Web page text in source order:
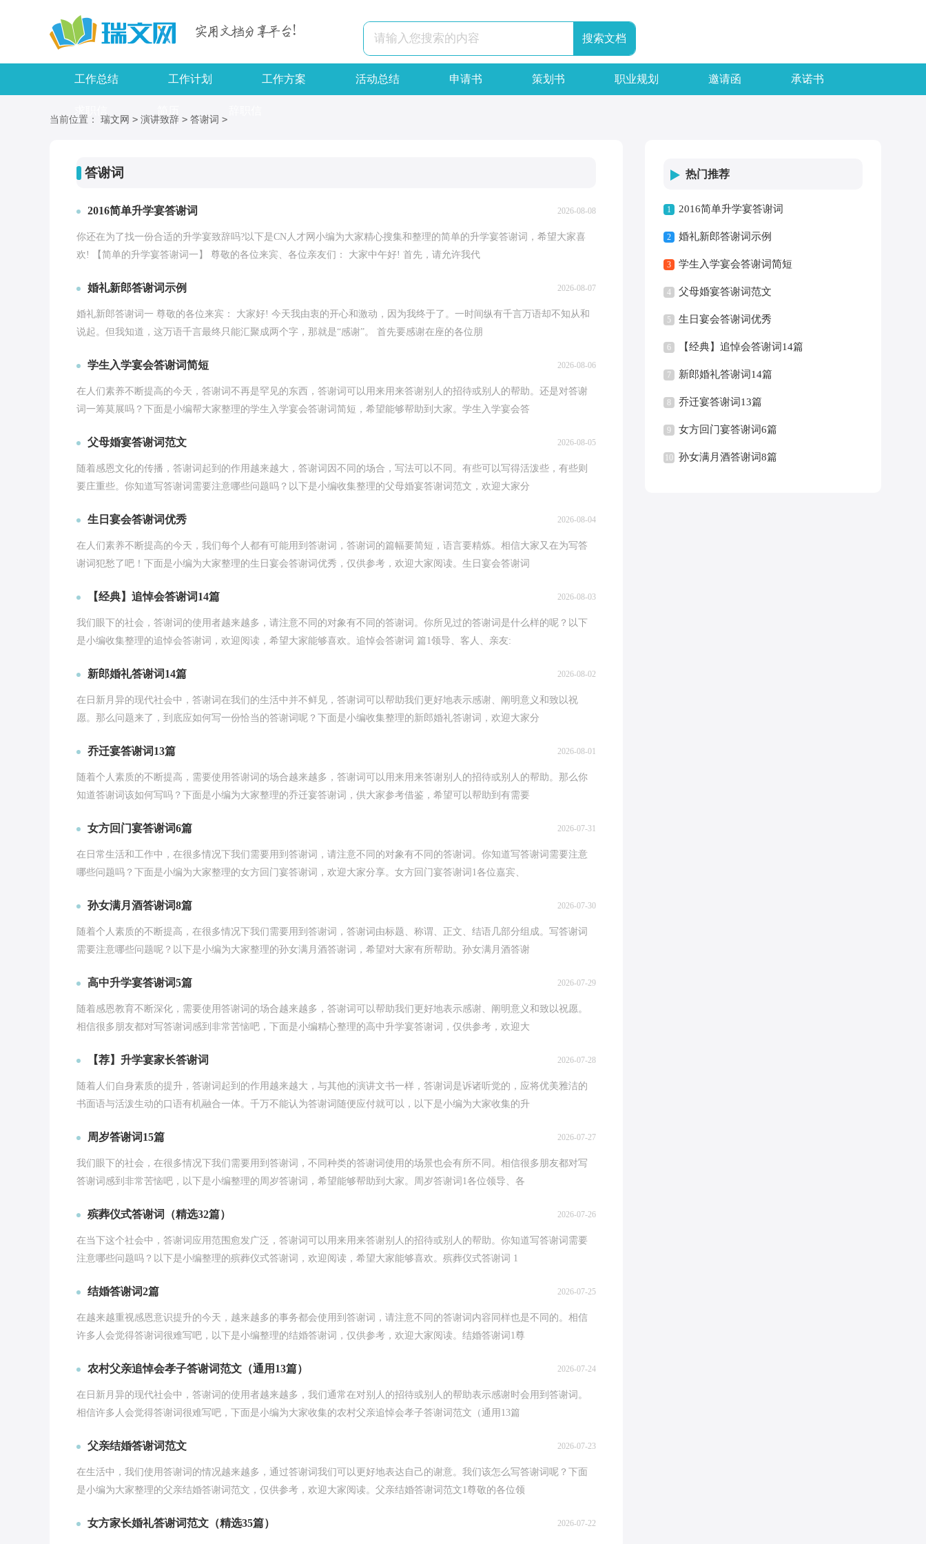
搜索文档
工作总结 工作计划 工作方案 活动总结 申请书 策划书 职业规划 邀请函 承诺书
当前位置： 瑞文网 > 演讲致辞 > 答谢词 >
答谢词
2016简单升学宴答谢词 2026-08-08
你还在为了找一份合适的升学宴致辞吗?以下是CN人才网小编为大家精心搜集和整理的简单的升学宴答谢词，希望大家喜
欢! 【简单的升学宴答谢词一】 尊敬的各位来宾、各位亲友们： 大家中午好! 首先，请允许我代
婚礼新郎答谢词示例 2026-08-07
婚礼新郎答谢词一 尊敬的各位来宾： 大家好! 今天我由衷的开心和激动，因为我终于了。一时间纵有千言万语却不知从和
说起。但我知道，这万语千言最终只能汇聚成两个字，那就是“感谢”。 首先要感谢在座的各位朋
学生入学宴会答谢词简短 2026-08-06
在人们素养不断提高的今天，答谢词不再是罕见的东西，答谢词可以用来用来答谢别人的招待或别人的帮助。还是对答谢
词一筹莫展吗？下面是小编帮大家整理的学生入学宴会答谢词简短，希望能够帮助到大家。学生入学宴会答
父母婚宴答谢词范文 2026-08-05
随着感恩文化的传播，答谢词起到的作用越来越大，答谢词因不同的场合，写法可以不同。有些可以写得活泼些，有些则
要庄重些。你知道写答谢词需要注意哪些问题吗？以下是小编收集整理的父母婚宴答谢词范文，欢迎大家分
生日宴会答谢词优秀 2026-08-04
在人们素养不断提高的今天，我们每个人都有可能用到答谢词，答谢词的篇幅要简短，语言要精炼。相信大家又在为写答
谢词犯愁了吧！下面是小编为大家整理的生日宴会答谢词优秀，仅供参考，欢迎大家阅读。生日宴会答谢词
【经典】追悼会答谢词14篇 2026-08-03
我们眼下的社会，答谢词的使用者越来越多，请注意不同的对象有不同的答谢词。你所见过的答谢词是什么样的呢？以下
是小编收集整理的追悼会答谢词，欢迎阅读，希望大家能够喜欢。追悼会答谢词 篇1领导、客人、亲友:
新郎婚礼答谢词14篇 2026-08-02
在日新月异的现代社会中，答谢词在我们的生活中并不鲜见，答谢词可以帮助我们更好地表示感谢、阐明意义和致以祝
愿。那么问题来了，到底应如何写一份恰当的答谢词呢？下面是小编收集整理的新郎婚礼答谢词，欢迎大家分
乔迁宴答谢词13篇 2026-08-01
随着个人素质的不断提高，需要使用答谢词的场合越来越多，答谢词可以用来用来答谢别人的招待或别人的帮助。那么你
知道答谢词该如何写吗？下面是小编为大家整理的乔迁宴答谢词，供大家参考借鉴，希望可以帮助到有需要
女方回门宴答谢词6篇 2026-07-31
在日常生活和工作中，在很多情况下我们需要用到答谢词，请注意不同的对象有不同的答谢词。你知道写答谢词需要注意
哪些问题吗？下面是小编为大家整理的女方回门宴答谢词，欢迎大家分享。女方回门宴答谢词1各位嘉宾、
孙女满月酒答谢词8篇 2026-07-30
随着个人素质的不断提高，在很多情况下我们需要用到答谢词，答谢词由标题、称谓、正文、结语几部分组成。写答谢词
需要注意哪些问题呢？以下是小编为大家整理的孙女满月酒答谢词，希望对大家有所帮助。孙女满月酒答谢
高中升学宴答谢词5篇 2026-07-29
随着感恩教育不断深化，需要使用答谢词的场合越来越多，答谢词可以帮助我们更好地表示感谢、阐明意义和致以祝愿。
相信很多朋友都对写答谢词感到非常苦恼吧，下面是小编精心整理的高中升学宴答谢词，仅供参考，欢迎大
【荐】升学宴家长答谢词 2026-07-28
随着人们自身素质的提升，答谢词起到的作用越来越大，与其他的演讲文书一样，答谢词是诉诸听觉的，应将优美雅洁的
书面语与活泼生动的口语有机融合一体。千万不能认为答谢词随便应付就可以，以下是小编为大家收集的升
周岁答谢词15篇 2026-07-27
我们眼下的社会，在很多情况下我们需要用到答谢词，不同种类的答谢词使用的场景也会有所不同。相信很多朋友都对写
答谢词感到非常苦恼吧，以下是小编整理的周岁答谢词，希望能够帮助到大家。周岁答谢词1各位领导、各
殡葬仪式答谢词（精选32篇） 2026-07-26
在当下这个社会中，答谢词应用范围愈发广泛，答谢词可以用来用来答谢别人的招待或别人的帮助。你知道写答谢词需要
注意哪些问题吗？以下是小编整理的殡葬仪式答谢词，欢迎阅读，希望大家能够喜欢。殡葬仪式答谢词 1
结婚答谢词2篇 2026-07-25
在越来越重视感恩意识提升的今天，越来越多的事务都会使用到答谢词，请注意不同的答谢词内容同样也是不同的。相信
许多人会觉得答谢词很难写吧，以下是小编整理的结婚答谢词，仅供参考，欢迎大家阅读。结婚答谢词1尊
农村父亲追悼会孝子答谢词范文（通用13篇） 2026-07-24
在日新月异的现代社会中，答谢词的使用者越来越多，我们通常在对别人的招待或别人的帮助表示感谢时会用到答谢词。
相信许多人会觉得答谢词很难写吧，下面是小编为大家收集的农村父亲追悼会孝子答谢词范文（通用13篇
父亲结婚答谢词范文 2026-07-23
在生活中，我们使用答谢词的情况越来越多，通过答谢词我们可以更好地表达自己的谢意。我们该怎么写答谢词呢？下面
是小编为大家整理的父亲结婚答谢词范文，仅供参考，欢迎大家阅读。父亲结婚答谢词范文1尊敬的各位领
女方家长婚礼答谢词范文（精选35篇） 2026-07-22
热门推荐
1 2016简单升学宴答谢词
2 婚礼新郎答谢词示例
3 学生入学宴会答谢词简短
4 父母婚宴答谢词范文
5 生日宴会答谢词优秀
6 【经典】追悼会答谢词14篇
7 新郎婚礼答谢词14篇
8 乔迁宴答谢词13篇
9 女方回门宴答谢词6篇
10 孙女满月酒答谢词8篇